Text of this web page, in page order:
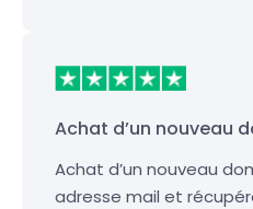
Achat d’un nouveau
Achat d’un nouveau
adresse mail et